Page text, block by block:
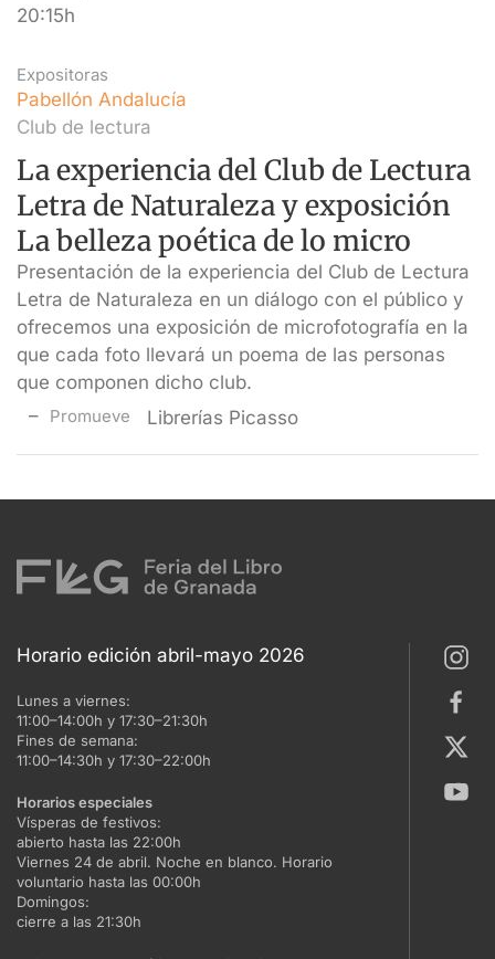
20:15h
Expositoras
Pabellón Andalucía
Club de lectura
La experiencia del Club de Lectura
Letra de Naturaleza y exposición
La belleza poética de lo micro
Presentación de la experiencia del Club de Lectura
Letra de Naturaleza en un diálogo con el público y
ofrecemos una exposición de microfotografía en la
que cada foto llevará un poema de las personas
que componen dicho club.
Promueve Librerías Picasso
Horario edición abril-mayo 2026
Lunes a viernes:
11:00–14:00h y 17:30–21:30h
Fines de semana:
11:00–14:30h y 17:30–22:00h
Horarios especiales
Vísperas de festivos:
abierto hasta las 22:00h
Viernes 24 de abril. Noche en blanco. Horario
voluntario hasta las 00:00h
Domingos:
cierre a las 21:30h